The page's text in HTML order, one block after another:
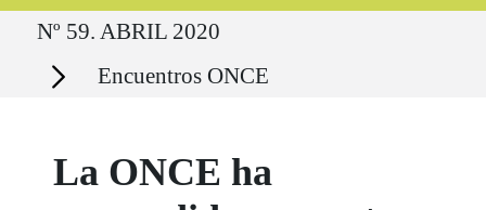
Ruta del sitio
Nº 59. ABRIL 2020
Secciones Encuentros ONCE
La ONCE ha